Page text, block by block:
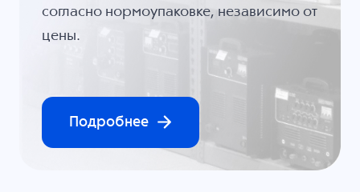
согласно нормоупаковке, независимо от
цены.
Подробнее